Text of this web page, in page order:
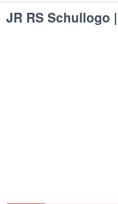
JR RS Schullogo